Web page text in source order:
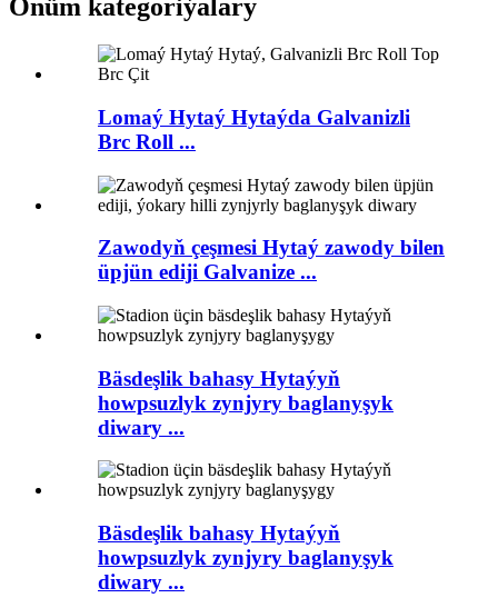
Önüm kategoriýalary
Lomaý Hytaý Hytaýda Galvanizli
Brc Roll ...
Zawodyň çeşmesi Hytaý zawody bilen
üpjün ediji Galvanize ...
Bäsdeşlik bahasy Hytaýyň
howpsuzlyk zynjyry baglanyşyk
diwary ...
Bäsdeşlik bahasy Hytaýyň
howpsuzlyk zynjyry baglanyşyk
diwary ...